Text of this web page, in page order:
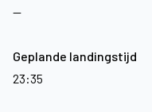
—
Geplande landingstijd
23:35